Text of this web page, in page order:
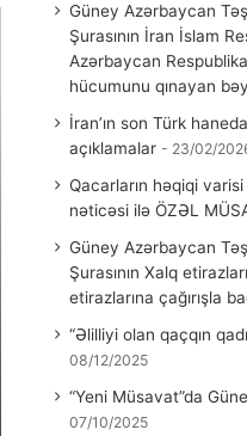
Güney Azərbaycan
Şurasının İran İslam
Azərbaycan
hücumunu qınayan
İran’ın son Türk
açıklamalar
23/02/
Qacarların həqiqi varisi
nəticəsi ilə ÖZƏL
Güney Azərbaycan
Şurasının Xalq
etirazlarına çağırışla
“Əlilliyi olan qaçqın
08/12/2025
“Yeni Müsavat”da
07/10/2025